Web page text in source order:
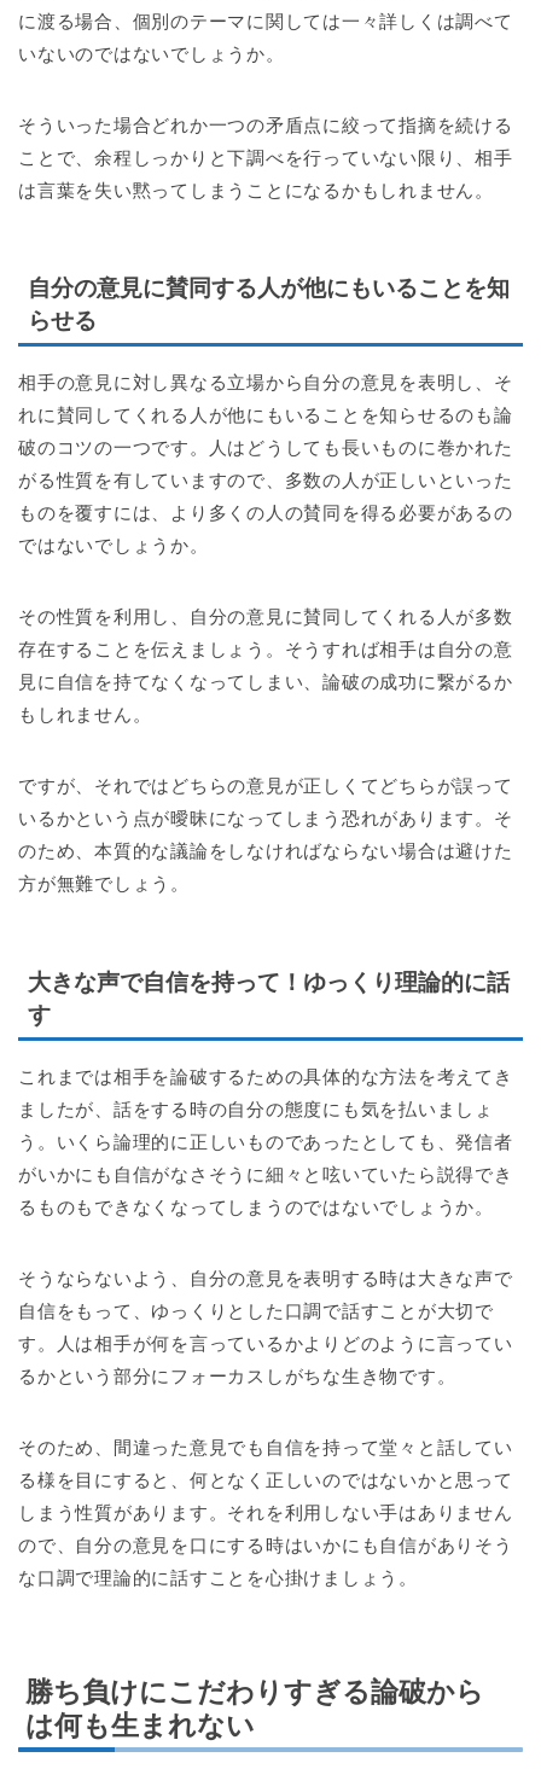
に渡る場合、個別のテーマに関しては一々詳しくは調べて
いないのではないでしょうか。
そういった場合どれか一つの矛盾点に絞って指摘を続ける
ことで、余程しっかりと下調べを行っていない限り、相手
は言葉を失い黙ってしまうことになるかもしれません。
自分の意見に賛同する人が他にもいることを知
らせる
相手の意見に対し異なる立場から自分の意見を表明し、そ
れに賛同してくれる人が他にもいることを知らせるのも論
破のコツの一つです。人はどうしても長いものに巻かれた
がる性質を有していますので、多数の人が正しいといった
ものを覆すには、より多くの人の賛同を得る必要があるの
ではないでしょうか。
その性質を利用し、自分の意見に賛同してくれる人が多数
存在することを伝えましょう。そうすれば相手は自分の意
見に自信を持てなくなってしまい、論破の成功に繋がるか
もしれません。
ですが、それではどちらの意見が正しくてどちらが誤って
いるかという点が曖昧になってしまう恐れがあります。そ
のため、本質的な議論をしなければならない場合は避けた
方が無難でしょう。
大きな声で自信を持って！ゆっくり理論的に話
す
これまでは相手を論破するための具体的な方法を考えてき
ましたが、話をする時の自分の態度にも気を払いましょ
う。いくら論理的に正しいものであったとしても、発信者
がいかにも自信がなさそうに細々と呟いていたら説得でき
るものもできなくなってしまうのではないでしょうか。
そうならないよう、自分の意見を表明する時は大きな声で
自信をもって、ゆっくりとした口調で話すことが大切で
す。人は相手が何を言っているかよりどのように言ってい
るかという部分にフォーカスしがちな生き物です。
そのため、間違った意見でも自信を持って堂々と話してい
る様を目にすると、何となく正しいのではないかと思って
しまう性質があります。それを利用しない手はありません
ので、自分の意見を口にする時はいかにも自信がありそう
な口調で理論的に話すことを心掛けましょう。
勝ち負けにこだわりすぎる論破から
は何も生まれない